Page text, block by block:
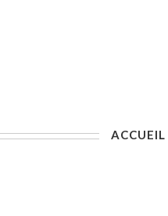
ACCUEIL